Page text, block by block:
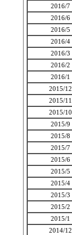
2016/7
2016/6
2016/5
2016/4
2016/3
2016/2
2016/1
2015/12
2015/11
2015/10
2015/9
2015/8
2015/7
2015/6
2015/5
2015/4
2015/3
2015/2
2015/1
2014/12